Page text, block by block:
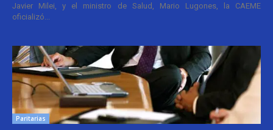
Javier Milei, y el ministro de Salud, Mario Lugones, la CAEME
oficializó...
Paritarias